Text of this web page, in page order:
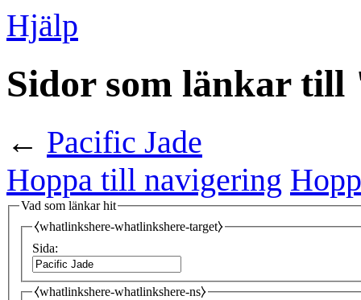
Hjälp
Sidor som länkar
← Pacific Jade
Hoppa till navigering
Vad som länkar hit
⧼whatlinkshere-whatlinkshere-target⧽
Sida:
⧼whatlinkshere-whatlinkshere-ns⧽